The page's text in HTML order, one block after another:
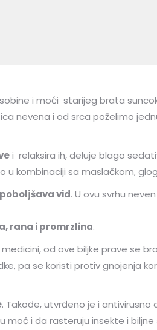
i moći starijeg brata
nevena i od srca poželimo
i relaksira ih, deluje blago
kombinaciji sa maslačkom,
poboljšava vid. U ovu svrhu
rana i promrzlina.
medicini, od ove biljke prave se
pa se koristi protiv gnojenja
. Takođe, utvrđeno je i antivirusno
moć i da rasteruju insekte i